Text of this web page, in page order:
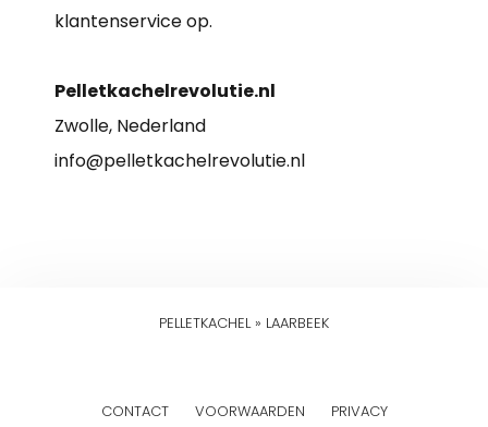
klantenservice op.
Pelletkachelrevolutie.nl
Zwolle, Nederland
info@pelletkachelrevolutie.nl
PELLETKACHEL» LAARBEEK
CONTACT VOORWAARDEN PRIVACY